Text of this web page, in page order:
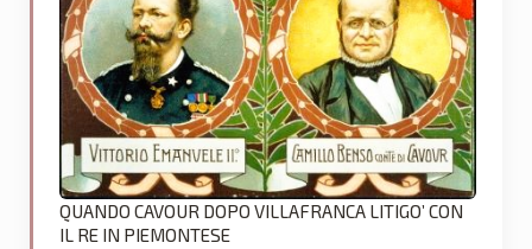
QUANDO CAVOUR DOPO VILLAFRANCA LITIGO’ CON
IL RE IN PIEMONTESE